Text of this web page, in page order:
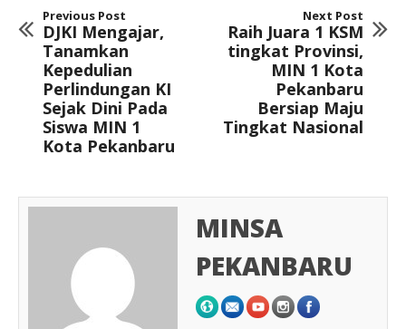
Previous Post
DJKI Mengajar,
Tanamkan
Kepedulian
Perlindungan KI
Sejak Dini Pada
Siswa MIN 1
Kota Pekanbaru
Next Post
Raih Juara 1 KSM
tingkat Provinsi,
MIN 1 Kota
Pekanbaru
Bersiap Maju
Tingkat Nasional
MINSA
PEKANBARU